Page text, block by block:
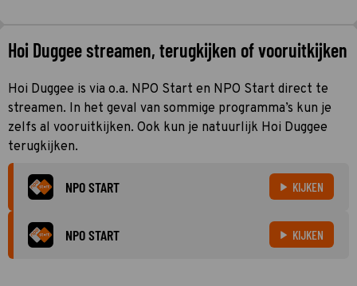
Hoi Duggee streamen, terugkijken of vooruitkijken
Hoi Duggee is via o.a. NPO Start en NPO Start direct te
streamen. In het geval van sommige programma’s kun je
zelfs al vooruitkijken. Ook kun je natuurlijk Hoi Duggee
terugkijken.
NPO START KIJKEN
NPO START KIJKEN